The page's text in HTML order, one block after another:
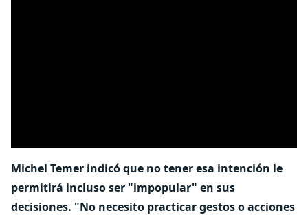
Michel Temer indicó que no tener esa intención le
permitirá incluso ser "impopular" en sus
decisiones. "No necesito practicar gestos o acciones